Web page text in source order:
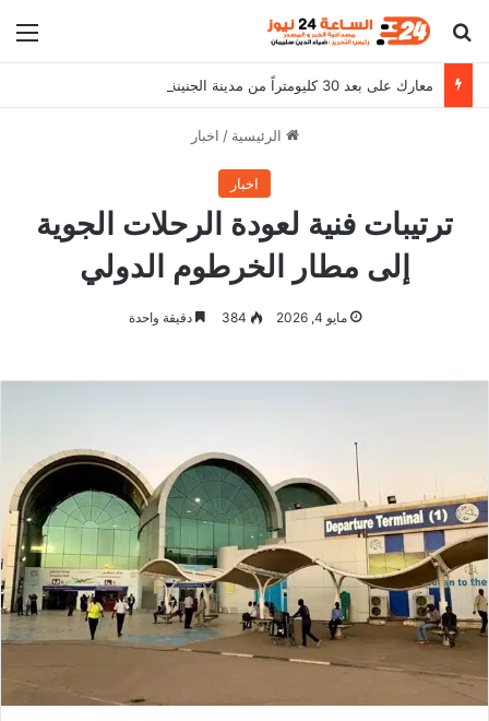
بحث عن
الرئيسية / اخبار
اخبار
ترتيبات فنية لعودة الرحلات الجوية
إلى مطار الخرطوم الدولي
مايو 4, 2026 384 دقيقة واحدة